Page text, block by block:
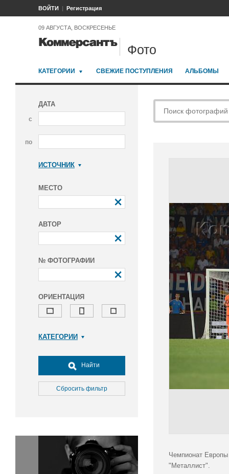
ВОЙТИ Регистрация
09 АВГУСТА, ВОСКРЕСЕНЬЕ
Фото
КАТЕГОРИИ СВЕЖИЕ ПОСТУПЛЕНИЯ АЛЬБОМЫ
ДАТА
с
по
ИСТОЧНИК
МЕСТО
АВТОР
№ ФОТОГРАФИИ
ОРИЕНТАЦИЯ
КАТЕГОРИИ
Досуг, туризм и отдых
Культура
Медицина
Окружающая среда
Политика
Правосудие
Найти
Сбросить фильтр
Чемпионат
"Металлист".